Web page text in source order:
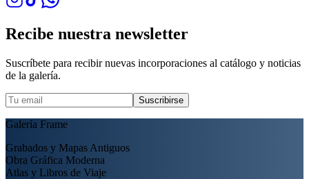
Recibe nuestra newsletter
Suscríbete para recibir nuevas incorporaciones al catálogo y noticias
de la galería.
Suscribirse
Galería Frame
Grabados y Mapas Antiguos
Obra Gráfica Moderna
Atlas y Libros de Viaje